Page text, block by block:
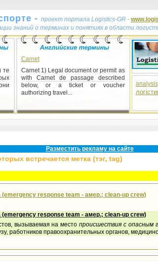
- проект портала Logistics-GR -
знаний о терминах и понятиях в области
те
Carnet
Carnet 1) Legal document or permit as
with Carnet de passage described
below, or a ticket or voucher
authorizing travel...
analysis
Разместить рекламу на сайте
встречается метка (тэг, tag)
(emergency response team - амер.; clean-up crew)
(emergency response team - амер.; clean-up crew)
вызываемая на местопроисшествия с опасным
работников правоохранительных органов,